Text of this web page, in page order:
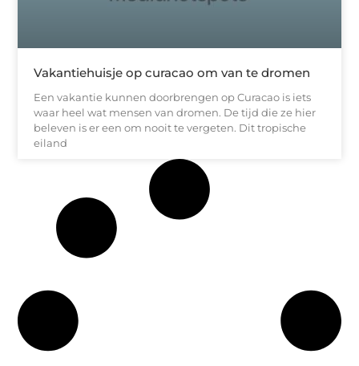
Vakantiehuisje op curacao om van te dromen
Een vakantie kunnen doorbrengen op Curacao is iets
waar heel wat mensen van dromen. De tijd die ze hier
beleven is er een om nooit te vergeten. Dit tropische
eiland